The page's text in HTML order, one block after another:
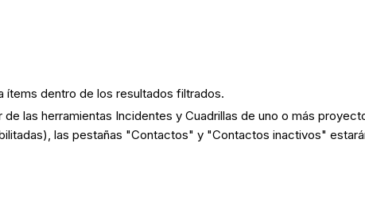
dentro de los resultados filtrados.
las herramientas Incidentes y Cuadrillas de uno o más
las pestañas "Contactos" y "Contactos inactivos"